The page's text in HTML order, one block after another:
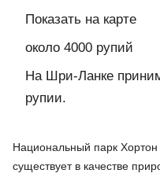
Показать на карте
около 4000 рупий
На Шри-Ланке
рупии.
Национальный парк
существует в качестве